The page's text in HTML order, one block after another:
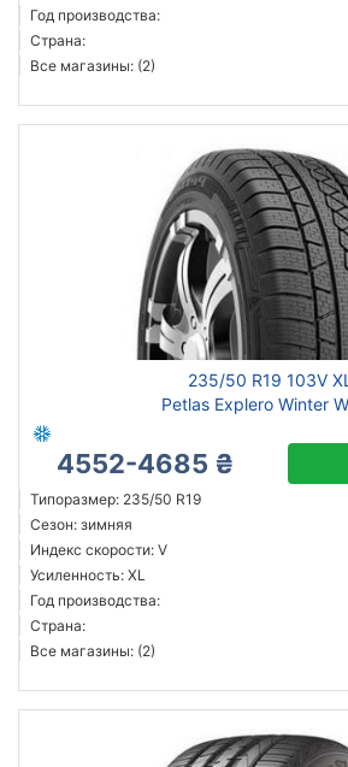
Год производства:
Страна:
Все магазины: (2)
235/50 R19 103V XL
Petlas Explero Winter
4552-4685 ₴
Типоразмер: 235/50 R19
Сезон: зимняя
Индекс скорости: V
Усиленность: XL
Год производства:
Страна:
Все магазины: (2)